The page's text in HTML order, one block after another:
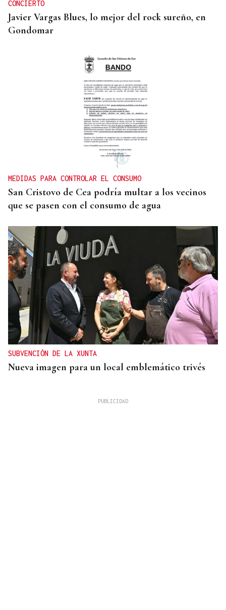
CONCIERTO
Javier Vargas Blues, lo mejor del rock sureño, en
Gondomar
MEDIDAS PARA CONTROLAR EL CONSUMO
San Cristovo de Cea podría multar a los vecinos
que se pasen con el consumo de agua
SUBVENCIÓN DE LA XUNTA
Nueva imagen para un local emblemático trivés